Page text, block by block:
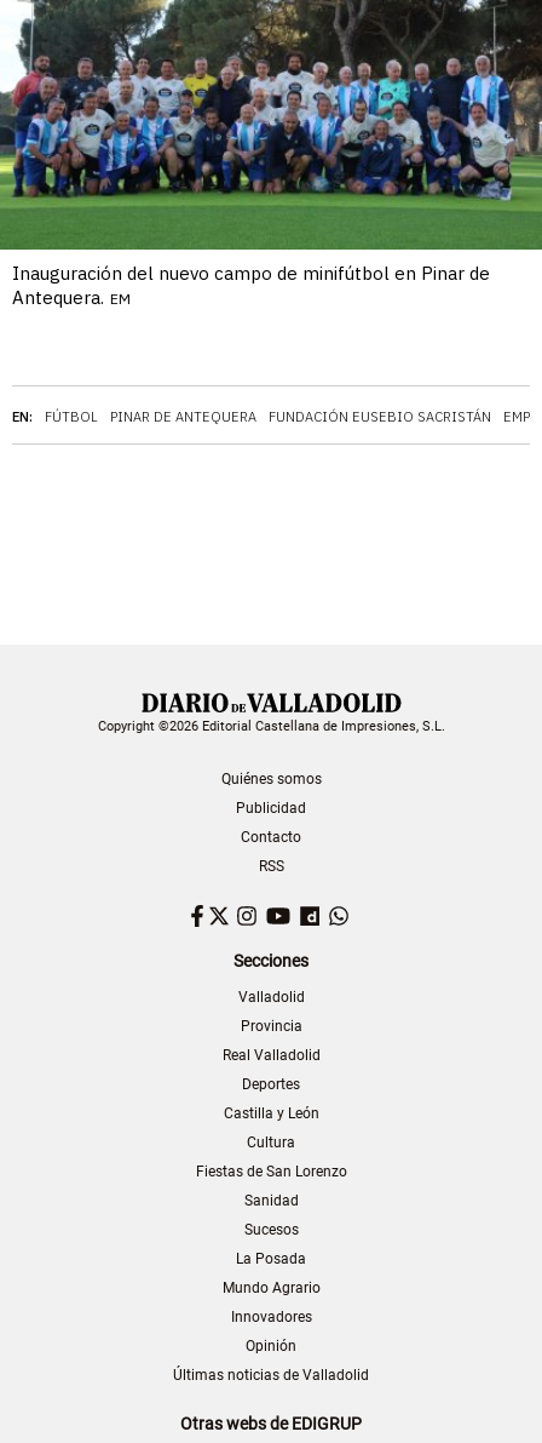
EN: FÚTBOL PINAR DE ANTEQUERA FUNDACIÓN EUSEBIO SACRISTÁN
Inauguración del nuevo campo de minifútbol en Pinar de
Antequera. EM
Copyright ©2026 Editorial Castellana de Impresiones, S.L.
Quiénes somos
Publicidad
Contacto
RSS
Facebook
TwitterInstagram
YouTubeDailymotion
Secciones
Valladolid
Provincia
Real Valladolid
Deportes
Castilla y León
Cultura
Fiestas de San Lorenzo
Sanidad
Sucesos
La Posada
Mundo Agrario
Innovadores
Opinión
Últimas noticias de Valladolid
Otras webs de EDIGRUP